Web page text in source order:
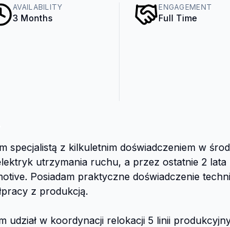
AVAILABILITY
3 Months
ENGAGEMENT
Full Time
specjalistą z kilkuletnim doświadczeniem w
utrzymania ruchu, a przez ostatnie 2
Posiadam praktyczne doświadczenie
z produkcją.
udział w koordynacji relokacji 5 linii